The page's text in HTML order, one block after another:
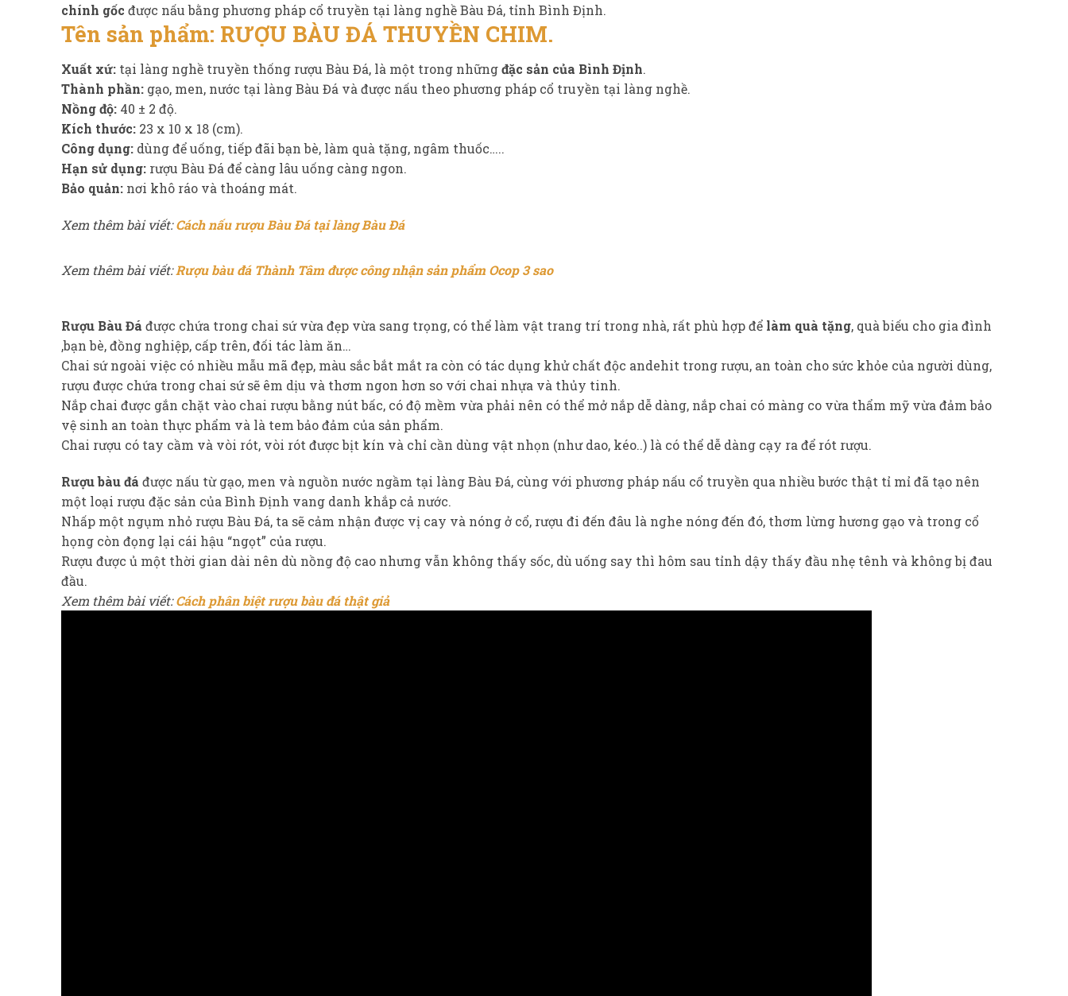
chính gốc được nấu bằng phương pháp cổ truyền tại làng nghề Bàu Đá, tỉnh Bình Định.
Tên sản phẩm: RƯỢU BÀU ĐÁ THUYỀN CHIM.
Xuất xứ: tại làng nghề truyền thống rượu Bàu Đá, là một trong nhữngđặc sản của Bình Định.
Thành phần: gạo, men, nước tại làng Bàu Đá và được nấu theo phương pháp cổ truyền tại làng nghề.
Nồng độ: 40 ± 2 độ.
Kích thước: 23 x 10 x 18 (cm).
Công dụng: dùng để uống, tiếp đãi bạn bè, làm quà tặng, ngâm thuốc…..
Hạn sử dụng: rượu Bàu Đá để càng lâu uống càng ngon.
Bảo quản: nơi khô ráo và thoáng mát.
Xem thêm bài viết:Cách nấu rượu Bàu Đá tại làng Bàu Đá
Xem thêm bài viết:Rượu bàu đá Thành Tâm được công nhận sản phẩm Ocop 3 sao
Rượu Bàu Đá được chứa trong chai sứ vừa đẹp vừa sang trọng, có thể làm vật trang trí trong nhà, rất phù hợp để làm quà tặng, quà biếu cho gia đình
,bạn bè, đồng nghiệp, cấp trên, đối tác làm ăn…
Chai sứ ngoài việc có nhiều mẫu mã đẹp, màu sắc bắt mắt ra còn có tác dụng khử chất độc andehit trong rượu, an toàn cho sức khỏe của người dùng,
rượu được chứa trong chai sứ sẽ êm dịu và thơm ngon hơn so với chai nhựa và thủy tinh.
Nắp chai được gắn chặt vào chai rượu bằng nút bấc, có độ mềm vừa phải nên có thể mở nắp dễ dàng, nắp chai có màng co vừa thẩm mỹ vừa đảm bảo
vệ sinh an toàn thực phẩm và là tem bảo đảm của sản phẩm.
Chai rượu có tay cầm và vòi rót, vòi rót được bịt kín và chỉ cần dùng vật nhọn (như dao, kéo..) là có thể dễ dàng cạy ra để rót rượu.
Rượu bàu đá được nấu từ gạo, men và nguồn nước ngầm tại làng Bàu Đá, cùng với phương pháp nấu cổ truyền qua nhiều bước thật tỉ mỉ đã tạo nên
một loại rượu đặc sản của Bình Định vang danh khắp cả nước.
Nhấp một ngụm nhỏ rượu Bàu Đá, ta sẽ cảm nhận được vị cay và nóng ở cổ, rượu đi đến đâu là nghe nóng đến đó, thơm lừng hương gạo và trong cổ
họng còn đọng lại cái hậu “ngọt” của rượu.
Rượu được ủ một thời gian dài nên dù nồng độ cao nhưng vẫn không thấy sốc, dù uống say thì hôm sau tỉnh dậy thấy đầu nhẹ tênh và không bị đau
đầu.
Xem thêm bài viết:Cách phân biệt rượu bàu đá thật giả